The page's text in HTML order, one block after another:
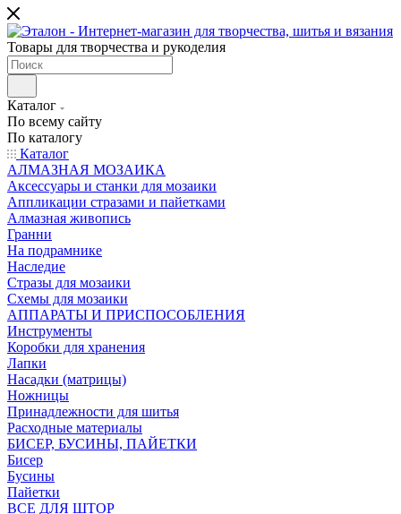
Товары для творчества и рукоделия
Каталог
По всему сайту
По каталогу
Каталог
АЛМАЗНАЯ МОЗАИКА
Аксессуары и станки для мозаики
Аппликации стразами и пайетками
Алмазная живопись
Гранни
На подрамнике
Наследие
Стразы для мозаики
Схемы для мозаики
АППАРАТЫ И ПРИСПОСОБЛЕНИЯ
Инструменты
Коробки для хранения
Лапки
Насадки (матрицы)
Ножницы
Принадлежности для шитья
Расходные материалы
БИСЕР, БУСИНЫ, ПАЙЕТКИ
Бисер
Бусины
Пайетки
ВСЕ ДЛЯ ШТОР